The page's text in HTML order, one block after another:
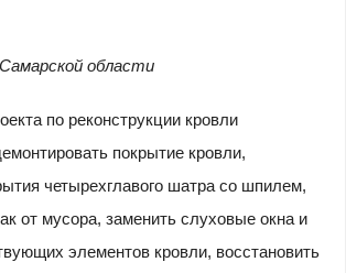
области
по реконструкции кровли
покрытие кровли,
четырехглавого шатра со шпилем,
от мусора, заменить слуховые окна и
элементов кровли, восстановить